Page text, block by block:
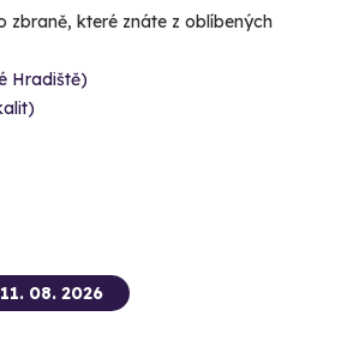
zbraně, které znáte z oblíbených
Hradiště)
08. 2026